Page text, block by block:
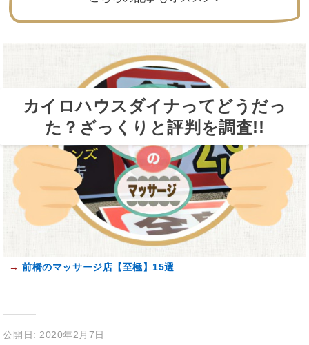
カイロハウスダイナってどうだっ
た？ざっくりと評判を調査!!
→ 前橋のマッサージ店【至極】15選
公開日: 2020年2月7日